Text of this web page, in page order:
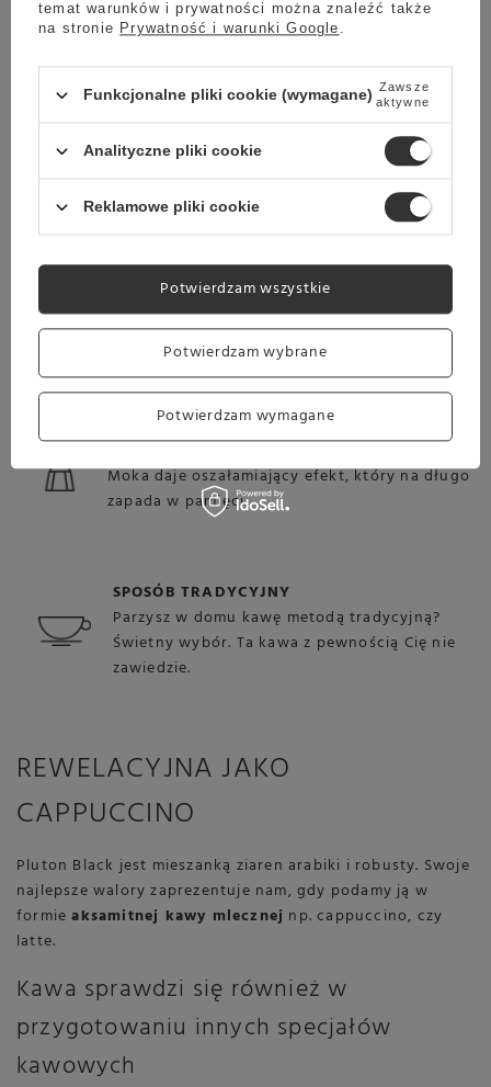
Zaparz ją w ekspresie przelewowym, a
przekonasz się, jak świetna kawa potrafi
FRENCH PRESS
Jeżeli jesteś miłośnikiem praski francuskiej, to
ta kawa z pewnością spełni Twoje
oczekiwania.
KAWIARKA
Moka daje oszałamiający efekt, który na długo
zapada w pamięci.
SPOSÓB TRADYCYJNY
Parzysz w domu kawę metodą tradycyjną?
Świetny wybór. Ta kawa z pewnością Cię nie
zawiedzie.
REWELACYJNA JAKO
CAPPUCCINO
Pluton Black jest mieszanką ziaren arabiki i robusty. Swoje
najlepsze walory zaprezentuje nam, gdy podamy ją w
formieaksamitnej kawy mlecznej np. cappuccino, czy
latte.
Kawa sprawdzi się również w
przygotowaniu innych specjałów
kawowych
temat warunków i prywatności można znaleźć także
na stronie Prywatność i warunki Google .
Funkcjonalne pliki cookie (wymagane) Zawsze
aktywne
Analityczne pliki cookie
Reklamowe pliki cookie
Potwierdzam wybrane
Potwierdzam wymagane
Potwierdzam wszystkie